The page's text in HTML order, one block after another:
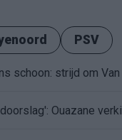
PSV
schoon: strijd om
Ouazane